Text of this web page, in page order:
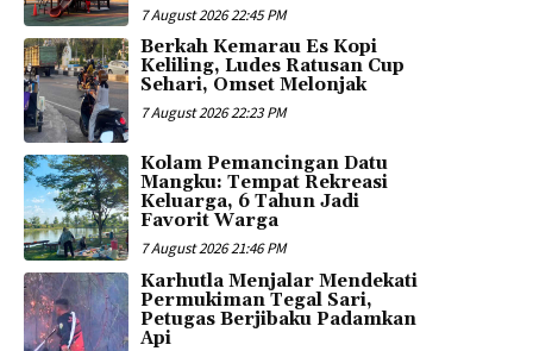
7 August 2026 22:45 PM
Berkah Kemarau Es Kopi
Keliling, Ludes Ratusan Cup
Sehari, Omset Melonjak
7 August 2026 22:23 PM
Kolam Pemancingan Datu
Mangku: Tempat Rekreasi
Keluarga, 6 Tahun Jadi
Favorit Warga
7 August 2026 21:46 PM
Karhutla Menjalar Mendekati
Permukiman Tegal Sari,
Petugas Berjibaku Padamkan
Api